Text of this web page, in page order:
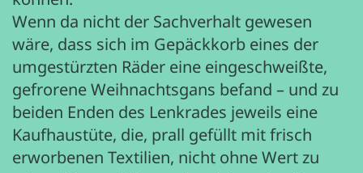
Wenn da nicht der Sachverhalt gewesen
wäre, dass sich im Gepäckkorb eines der
umgestürzten Räder eine eingeschweißte,
gefrorene Weihnachtsgans befand – und zu
beiden Enden des Lenkrades jeweils eine
Kaufhaustüte, die, prall gefüllt mit frisch
erworbenen Textilien, nicht ohne Wert zu